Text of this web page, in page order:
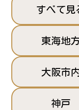
すべて見
東海地
大阪市
神戸